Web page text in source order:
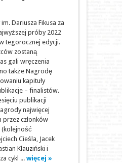
Dariusza Fikusa za
próby 2022
tegorocznej edycji.
zostaną
gali wręczenia
także Nagrodę
kapituły
– finalistów.
publikacji
najwięcej
przez członków
(kolejność
Cieśla, Jacek
Klauziński i
cykl ... więcej »